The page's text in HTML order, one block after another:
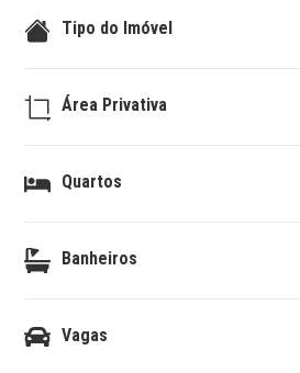
Tipo do Imóvel
Área Privativa
Quartos
Banheiros
Vagas